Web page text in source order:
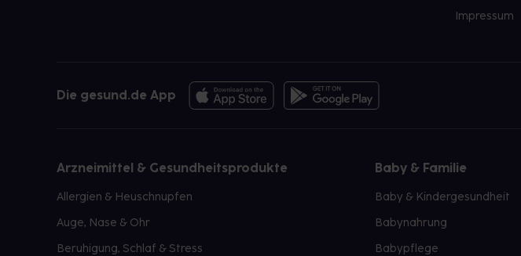
Impressum
Die gesund.de App
Arzneimittel & Gesundheitsprodukte
Allergien & Heuschnupfen
Auge, Nase & Ohr
Beruhigung, Schlaf & Stress
Baby & Familie
Baby & Kindergesundheit
Babynahrung
Babypflege